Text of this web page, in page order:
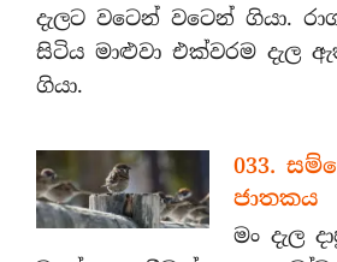
දැලට වටෙන් වටෙන් ගියා.
සිටිය මාළුවා එක්වරම දැල
ගියා.
033.
ජාතකය
මං දැල